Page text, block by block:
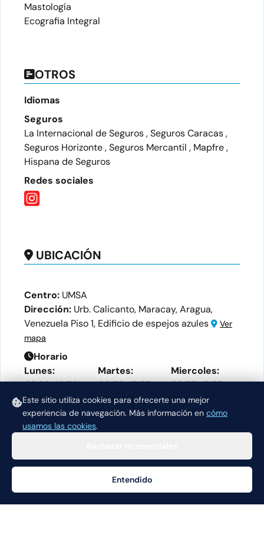
Este sitio utiliza cookies para ofrecerte una mejor
experiencia de navegación. Más información en cómo
usamos las cookies.
Entendido
Mastología
Ecografia Integral
OTROS
Idiomas
Seguros
La Internacional de Seguros , Seguros Caracas ,
Seguros Horizonte , Seguros Mercantil , Mapfre ,
Hispana de Seguros
Redes sociales
UBICACIÓN
Centro: UMSA
Dirección: Urb. Calicanto, Maracay, Aragua,
Venezuela Piso 1, Edificio de espejos azules
Ver
mapa
Horario
Lunes:
08:56-16:56
Martes:
08:56-15:57
Miercoles:
08:57-15:57
Jueves:
08:57-15:57
Viernes:
08:57-15:57
Sabado:
08:57-15:57
Ayuda